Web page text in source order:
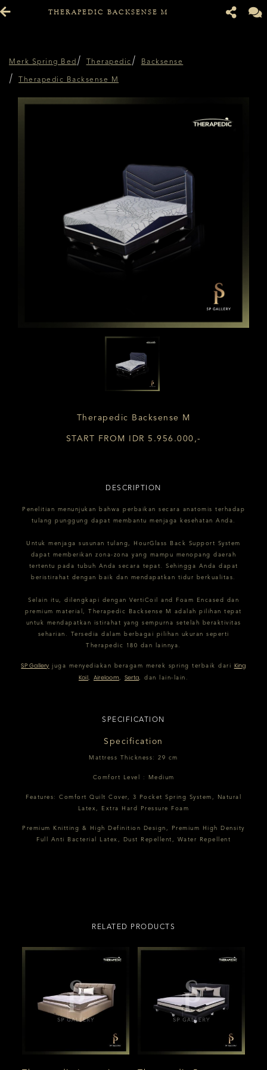
THERAPEDIC BACKSENSE M
Merk Spring Bed Therapedic Backsense
Therapedic Backsense M
Therapedic Backsense M
START FROM IDR 5.956.000,-
DESCRIPTION
Penelitian menunjukan bahwa perbaikan secara anatomis terhadap
tulang punggung dapat membantu menjaga kesehatan Anda.
Untuk menjaga susunan tulang, HourGlass Back Support System
dapat memberikan zona-zona yang mampu menopang daerah
tertentu pada tubuh Anda secara tepat. Sehingga Anda dapat
beristirahat dengan baik dan mendapatkan tidur berkualitas.
Selain itu, dilengkapi dengan VertiCoil and Foam Encased dan
premium material, Therapedic Backsense M adalah pilihan tepat
untuk mendapatkan istirahat yang sempurna setelah beraktivitas
seharian. Tersedia dalam berbagai pilihan ukuran seperti
Therapedic 180 dan lainnya.
SP Gallery juga menyediakan beragam merek spring terbaik dari King
Koil
Aireloom Serta , dan lain-lain.
SPECIFICATION
Specification
Mattress Thickness: 29 cm
Comfort Level : Medium
Features: Comfort Quilt Cover, 3 Pocket Spring System, Natural
Latex, Extra Hard Pressure Foam
Premium Knitting & High Definition Design, Premium High Density
Full Anti Bacterial Latex, Dust Repellent, Water Repellent
RELATED PRODUCTS